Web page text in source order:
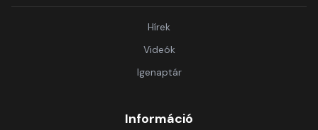
Hírek
Videók
Igenaptár
Információ